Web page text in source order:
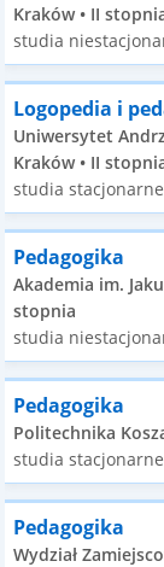
Kraków • II
studia
Logopedia i
Uniwersytet
Kraków • II
studia
Pedagogika
Akademia im.
stopnia
studia
Pedagogika
Politechnika
studia
Pedagogika
Wydział